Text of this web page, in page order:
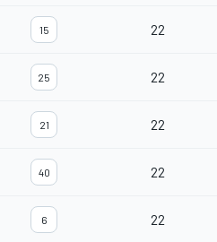
15 22
25 22
21 22
40 22
6 22